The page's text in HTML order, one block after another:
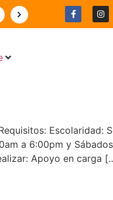
Escolaridad:
a 6:00pm y
Apoyo en carga